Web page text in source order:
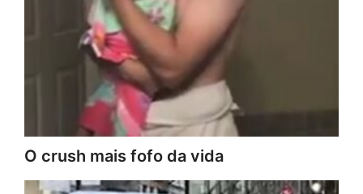
O crush mais fofo da vida